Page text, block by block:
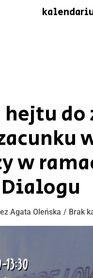
hejtu
w
Agata Oleńska Brak